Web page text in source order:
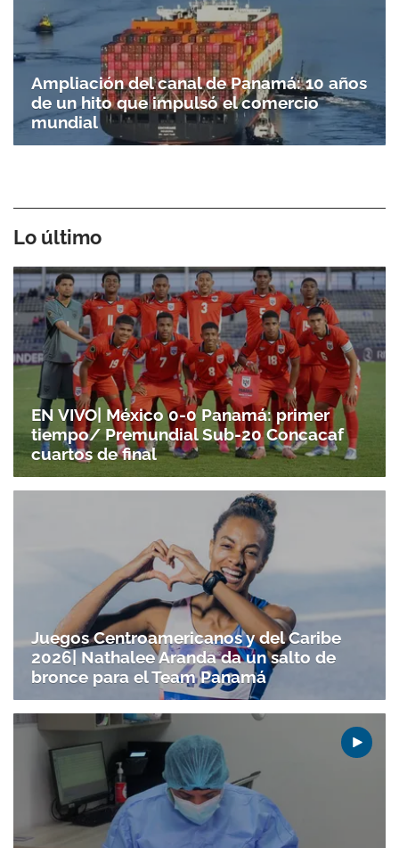
Ampliación del canal de Panamá: 10 años
de un hito que impulsó el comercio
mundial
Lo último
EN VIVO| México 0-0 Panamá: primer
tiempo/ Premundial Sub-20 Concacaf
cuartos de final
Juegos Centroamericanos y del Caribe
2026| Nathalee Aranda da un salto de
bronce para el Team Panamá